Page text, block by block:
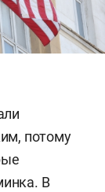
потому
В